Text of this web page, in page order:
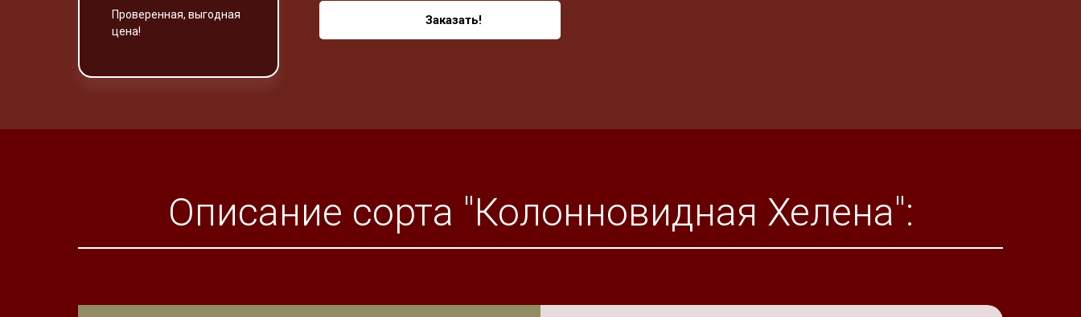
Проверенная, выгодная
цена!
Заказать!
Описание сорта "Колонновидная Хелена":